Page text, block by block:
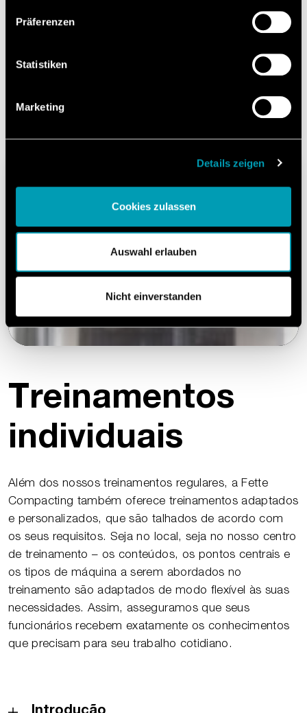
Einwilligung mit Wirkung für die Zukunft widerrufen. Mehr
Datenschutzerklärung.
Präferenzen
Statistiken
Marketing
Details zeigen
Cookies zulassen
Auswahl erlauben
Nicht einverstanden
Treinamentos
individuais
Além dos nossos treinamentos regulares, a Fette
Compacting também oferece treinamentos adaptados
e personalizados, que são talhados de acordo com
os seus requisitos. Seja no local, seja no nosso centro
de treinamento – os conteúdos, os pontos centrais e
os tipos de máquina a serem abordados no
treinamento são adaptados de modo flexível às suas
necessidades. Assim, asseguramos que seus
funcionários recebem exatamente os conhecimentos
que precisam para seu trabalho cotidiano.